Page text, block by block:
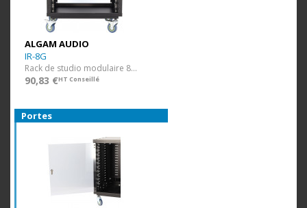
ALGAM AUDIO
IR-8G
Rack de studio modulaire 8U avec roulettes
90,83 €HT Conseillé
Portes